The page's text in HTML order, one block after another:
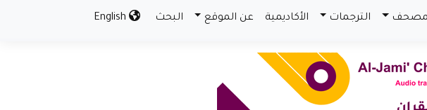
الترجمات الأكاديمية عن الموقع البحث